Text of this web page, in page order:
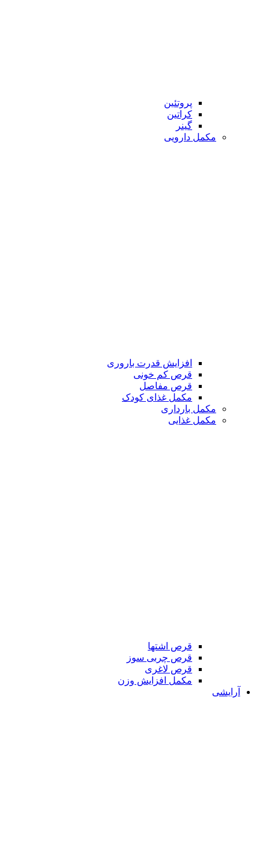
پروتئین
کراتین
گینر
مکمل دارویی
افزایش قدرت باروری
قرص کم خونی
قرص مفاصل
مکمل غذای کودک
مکمل بارداری
مکمل غذایی
قرص اشتها
قرص چربی سوز
قرص لاغری
مکمل افزایش وزن
آرایشی